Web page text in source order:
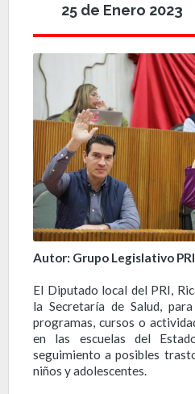
25 de Enero 2023
Autor: Grupo Legislativo PRI
El Diputado local del PRI,
la Secretaría de Salud,
programas, cursos o
en las escuelas del
seguimiento a posibles
niños y adolescentes.